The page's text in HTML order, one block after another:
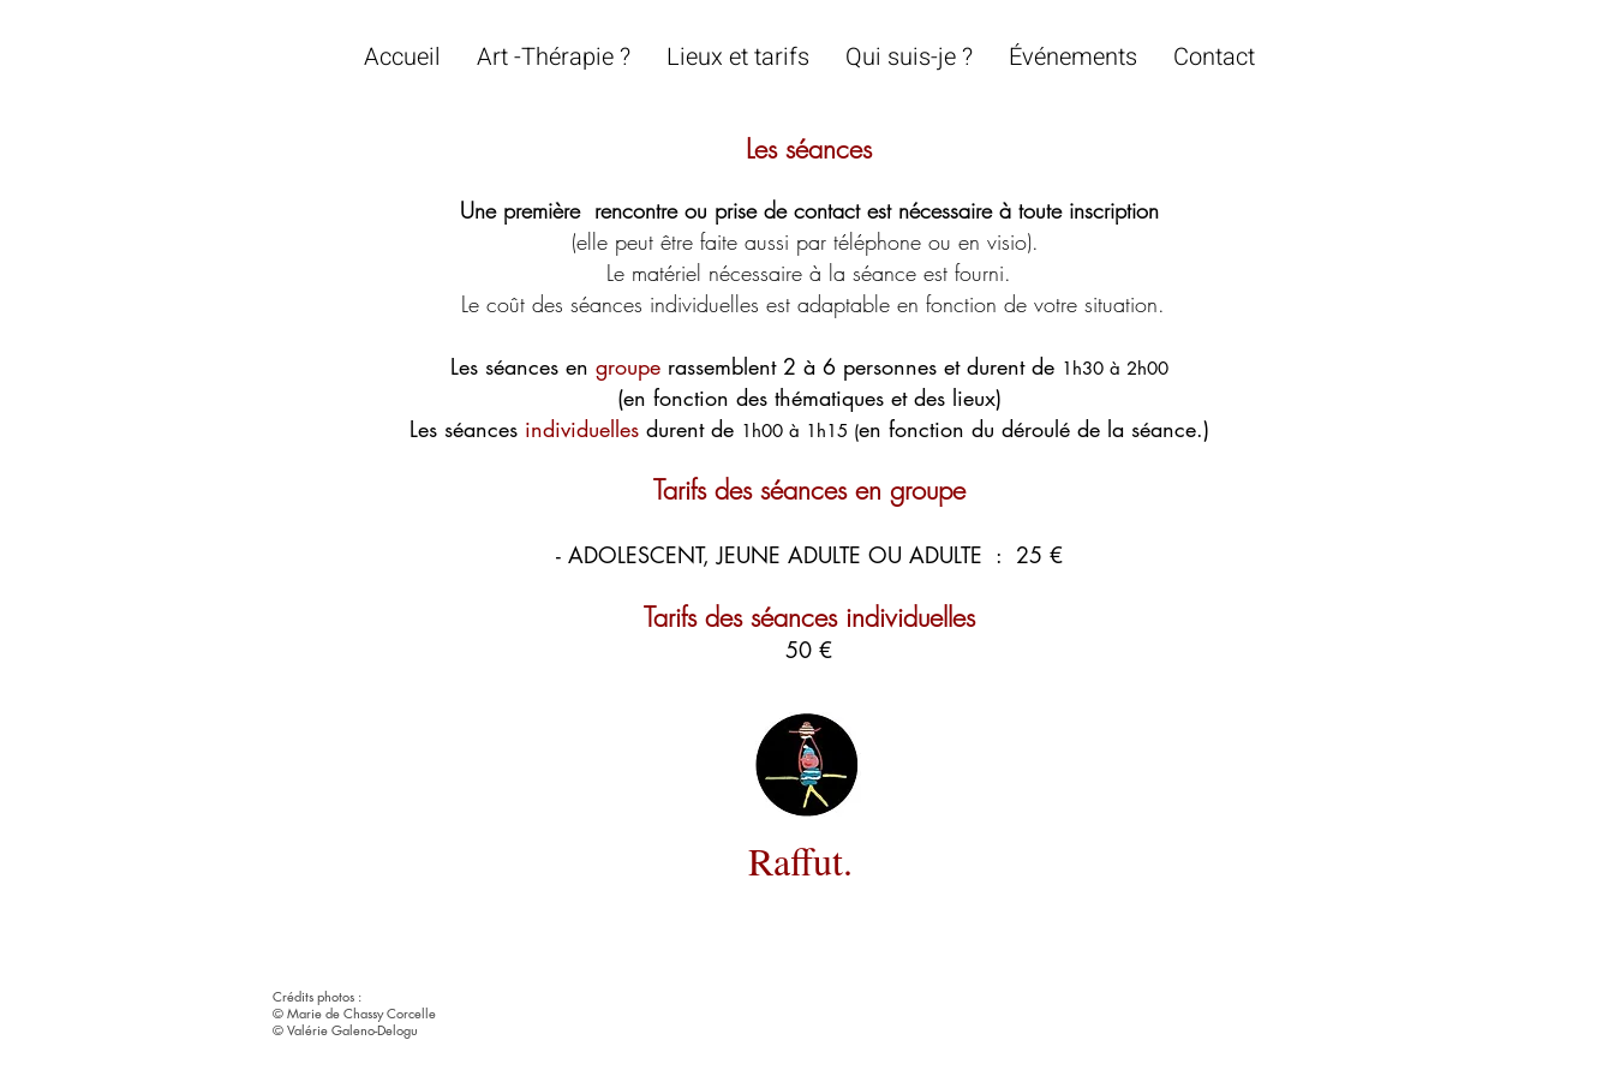
Accueil Art -Thérapie ? Lieux et tarifs Qui suis-je ? Événements Contact
Les séances
Une première rencontre ou prise de contact est nécessaire à toute inscription
(elle peut être faite aussi par téléphone ou en visio).
Le matériel nécessaire à la séance est fourni.
Le coût des séances individuelles est adaptable en fonction de votre situation.
Les séances en grouperassemblent 2 à 6 personnes et durent de 1h30 à 2h00
(en fonction des thématiques et des lieux)
​Les séances individuellesdurent de 1h00 à 1h15 (en fonction du déroulé de la séance.)
Tarifs des séances en groupe
- ADOLESCENT, JEUNE ADULTE OU ADULTE : 25 €
Tarifs des séances individuelles
50 €
Raffut.
Crédits photos :
© Marie de Chassy Corcelle
© Valérie Galeno-Delogu